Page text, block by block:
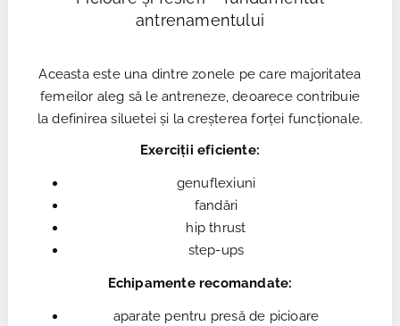
antrenamentului
Aceasta este una dintre zonele pe care majoritatea
femeilor aleg să le antreneze, deoarece contribuie
la definirea siluetei și la creșterea forței funcționale.
Exerciții eficiente:
genuflexiuni
fandări
hip thrust
step-ups
Echipamente recomandate:
aparate pentru presă de picioare